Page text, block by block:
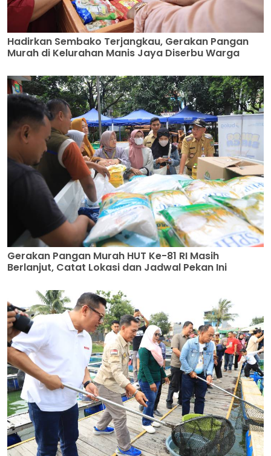
Hadirkan Sembako Terjangkau, Gerakan Pangan
Murah di Kelurahan Manis Jaya Diserbu Warga
Gerakan Pangan Murah HUT Ke-81 RI Masih
Berlanjut, Catat Lokasi dan Jadwal Pekan Ini